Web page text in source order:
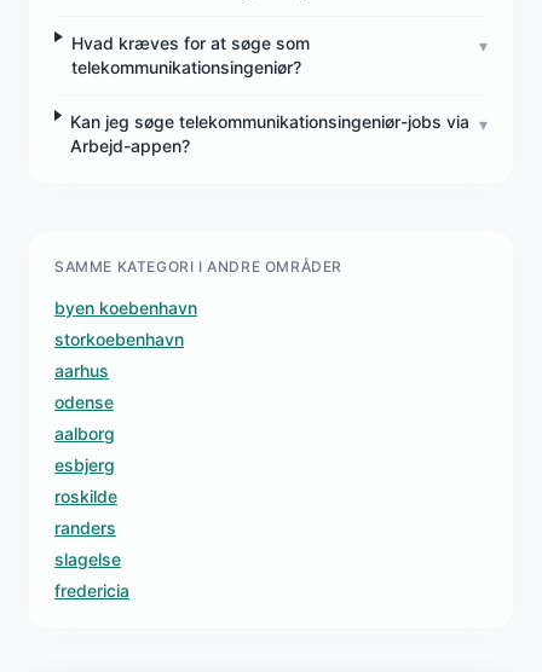
Hvad kræves for at søge som
telekommunikationsingeniør?
▾
Kan jeg søge telekommunikationsingeniør-jobs via
Arbejd-appen?
▾
SAMME KATEGORI I ANDRE OMRÅDER
byen koebenhavn
storkoebenhavn
aarhus
odense
aalborg
esbjerg
roskilde
randers
slagelse
fredericia